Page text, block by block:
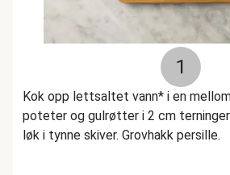
1
Kok opp lettsaltet vann* i en
poteter og gulrøtter i 2 cm
løk i tynne skiver. Grovhakk persille.